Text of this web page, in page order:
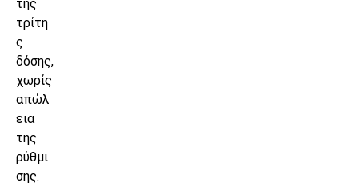
της
τρίτη
ς
δόσης,
χωρίς
απώλ
εια
της
ρύθμι
σης.